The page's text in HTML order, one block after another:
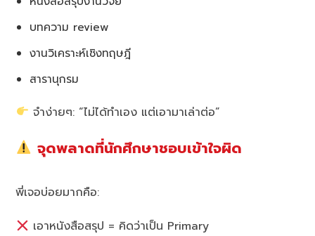
บทความ review
งานวิเคราะห์เชิงทฤษฎี
สารานุกรม
จำง่ายๆ: “ไม่ได้ทำเอง แต่เอามาเล่าต่อ”
จุดพลาดที่นักศึกษาชอบเข้าใจผิด
พี่เจอบ่อยมากคือ:
เอาหนังสือสรุป = คิดว่าเป็น Primary